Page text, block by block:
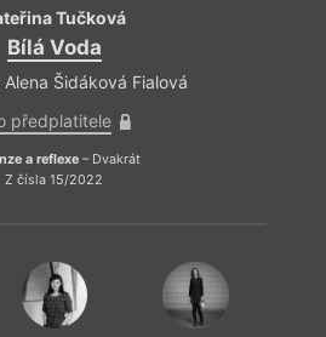
Tučková
Bílá Voda
Šidáková Fialová
předplatitele
a reflexe– Dvakrát
Z čísla 15/2022